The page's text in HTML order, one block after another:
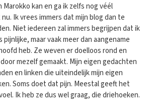
Marokko kan en ga ik zelfs nog véél
Ik vrees immers dat mijn blog dan te
Niet iedereen zal immers begrijpen dat ik
maar vaak meer dan aangename
heb. Ze weven er doelloos rond en
mezelf gemaakt. Mijn eigen gedachten
en linken die uiteindelijk mijn eigen
Soms doet dat pijn. Meestal geeft het
Ik heb ze dus wel graag, die driehoeken.